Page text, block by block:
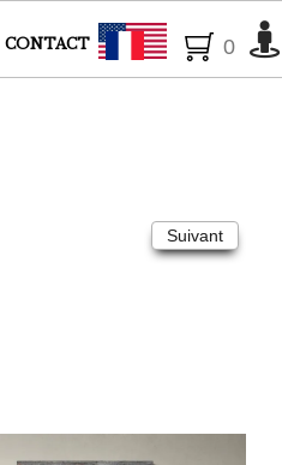
CONTACT Français
0
Suivant